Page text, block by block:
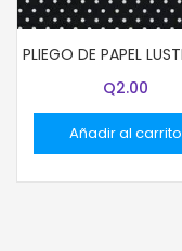
Q2.00
Añadir al carrito